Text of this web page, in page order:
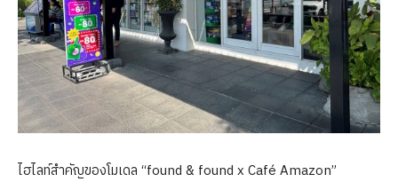
ไฮไลท์สำคัญของโมเดล “found & found x Café Amazon”